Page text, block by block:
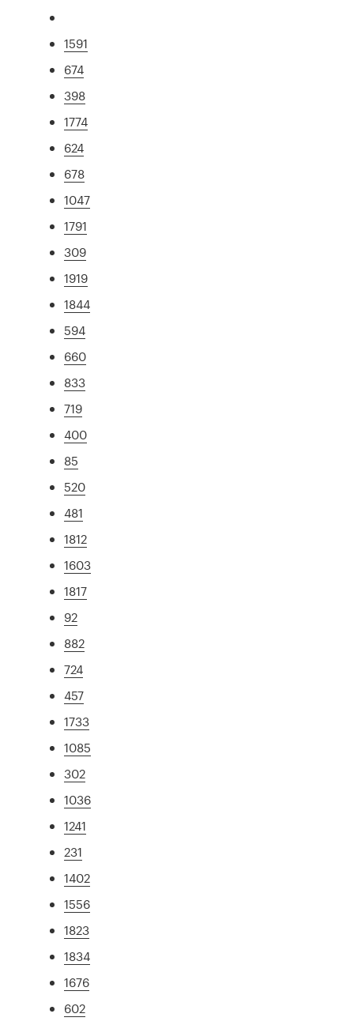
1591
674
398
1774
624
678
1047
1791
309
1919
1844
594
660
833
719
400
85
520
481
1812
1603
1817
92
882
724
457
1733
1085
302
1036
1241
231
1402
1556
1823
1834
1676
602